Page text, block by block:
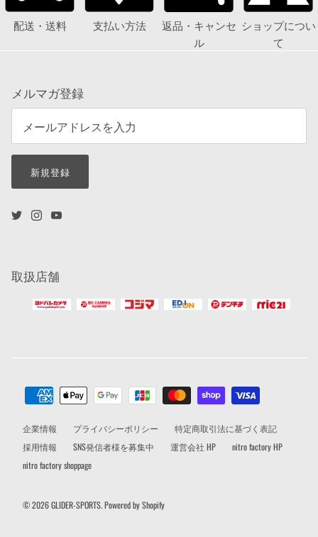
配送・送料 支払い方法
返品・キャンセ
ル
ショップについ
て
メルマガ登録
新規登録
取扱店舗
企業情報 プライバシーポリシー
特定商取引法に基づく表記
採用情報
SNS発信者様を募集中 運営会社 HP
nitro factory HP
nitro factory shoppage
© 2026GLIDER-SPORTS.Powered by Shopify